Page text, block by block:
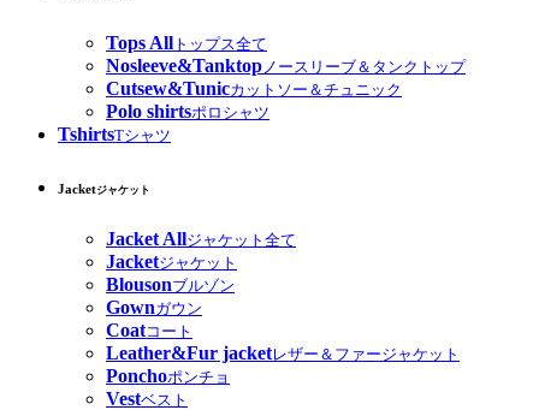
Tops All トップス全て
Nosleeve&Tanktop ノースリーブ＆タンクトップ
Cutsew&Tunicカットソー＆チュニック
Polo shirtsポロシャツ
TshirtsTシャツ
Jacketジャケット
Jacket Allジャケット全て
Jacketジャケット
Blousonブルゾン
Gownガウン
Coatコート
Leather&Fur jacketレザー＆ファージャケット
Ponchoポンチョ
Vestベスト